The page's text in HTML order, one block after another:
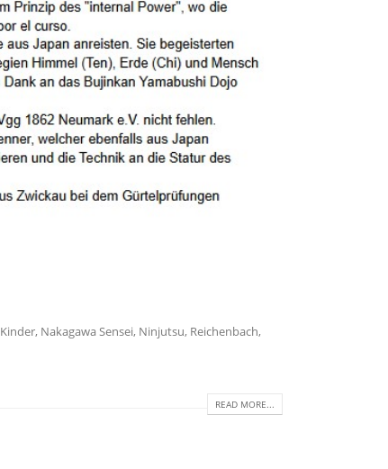
Kinder, Nakagawa Sensei, Ninjutsu, Reichenbach,
READ MORE...